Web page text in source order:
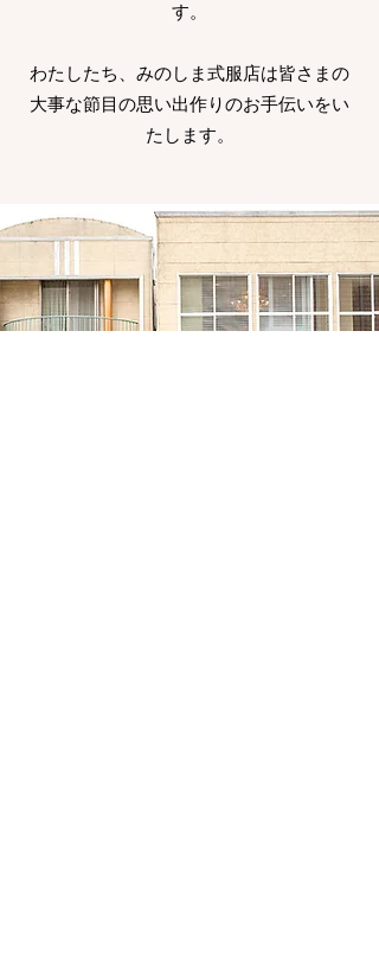
す。
​わたしたち、みのしま式服店は皆さまの
大事な節目の思い出作りのお手伝いをい
たします。